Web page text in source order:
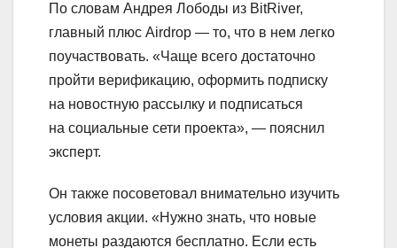
По словам Андрея Лободы из BitRiver,
главный плюс Airdrop — то, что в нем легко
поучаствовать. «Чаще всего достаточно
пройти верификацию, оформить подписку
на новостную рассылку и подписаться
на социальные сети проекта», — пояснил
эксперт.
Он также посоветовал внимательно изучить
условия акции. «Нужно знать, что новые
монеты раздаются бесплатно. Если есть